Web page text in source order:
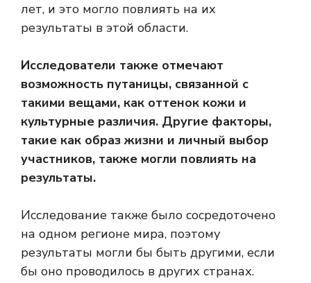
лет, и это могло повлиять на их
результаты в этой области.
Исследователи также отмечают
возможность путаницы, связанной с
такими вещами, как оттенок кожи и
культурные различия. Другие факторы,
такие как образ жизни и личный выбор
участников, также могли повлиять на
результаты.
Исследование также было сосредоточено
на одном регионе мира, поэтому
результаты могли бы быть другими, если
бы оно проводилось в других странах.